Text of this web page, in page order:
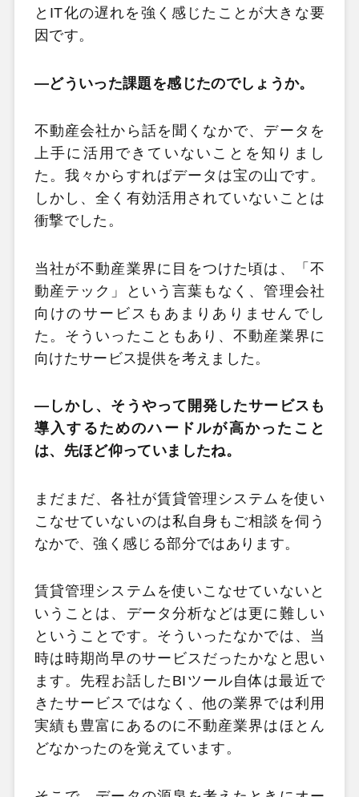
とIT化の遅れを強く感じたことが大きな要
因です。
―どういった課題を感じたのでしょうか。
不動産会社から話を聞くなかで、データを
上手に活用できていないことを知りまし
た。我々からすればデータは宝の山です。
しかし、全く有効活用されていないことは
衝撃でした。
当社が不動産業界に目をつけた頃は、「不
動産テック」という言葉もなく、管理会社
向けのサービスもあまりありませんでし
た。そういったこともあり、不動産業界に
向けたサービス提供を考えました。
―しかし、そうやって開発したサービスも
導入するためのハードルが高かったこと
は、先ほど仰っていましたね。
まだまだ、各社が賃貸管理システムを使い
こなせていないのは私自身もご相談を伺う
なかで、強く感じる部分ではあります。
賃貸管理システムを使いこなせていないと
いうことは、データ分析などは更に難しい
ということです。そういったなかでは、当
時は時期尚早のサービスだったかなと思い
ます。先程お話したBIツール自体は最近で
きたサービスではなく、他の業界では利用
実績も豊富にあるのに不動産業界はほとん
どなかったのを覚えています。